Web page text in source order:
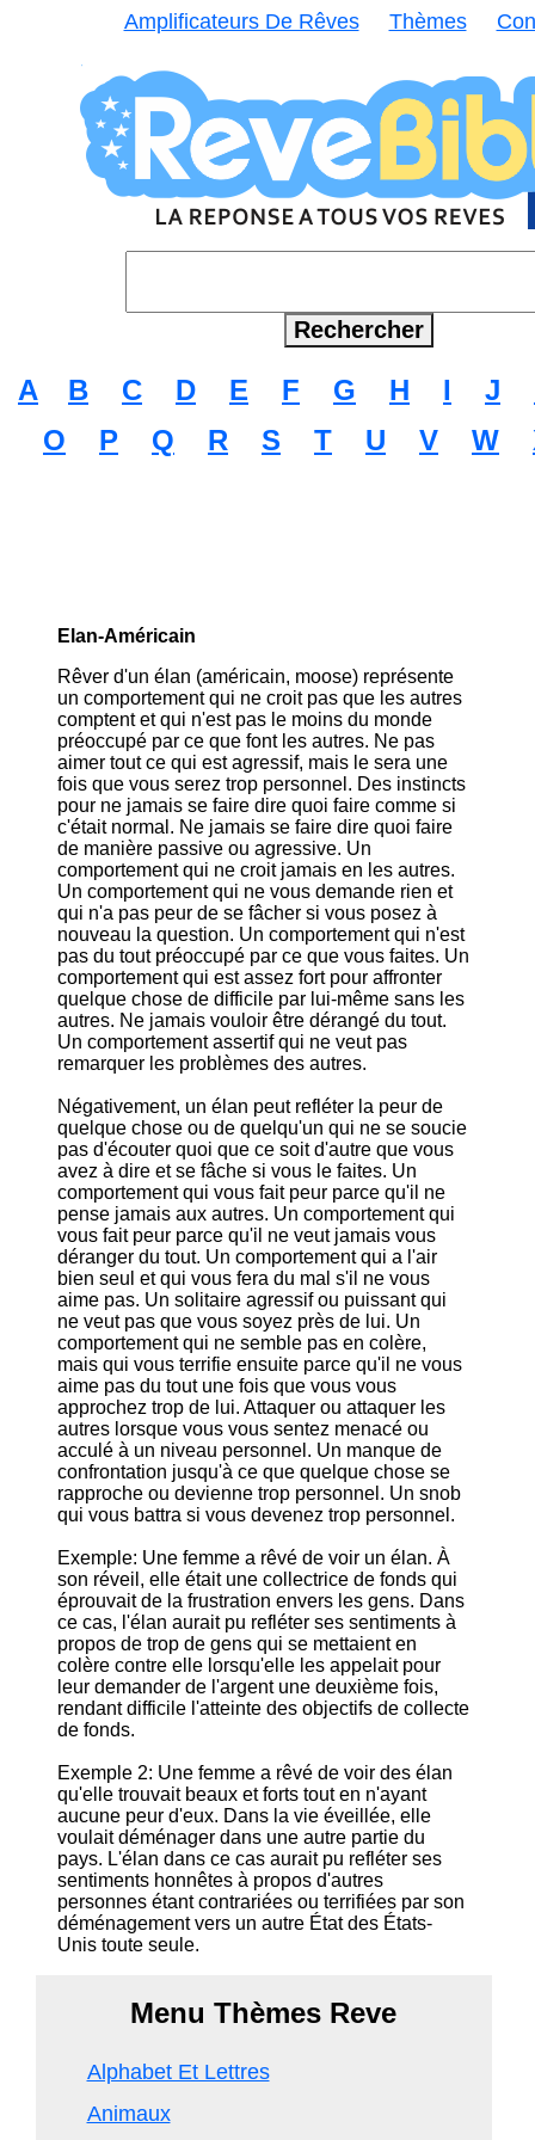
Amplificateurs De Rêves Thèmes
A B C D E F G H I J
O
P Q R S T U V W
Elan-Américain
Rêver d'un élan (américain, moose) représente
un comportement qui ne croit pas que les autres
comptent et qui n'est pas le moins du monde
préoccupé par ce que font les autres. Ne pas
aimer tout ce qui est agressif, mais le sera une
fois que vous serez trop personnel. Des instincts
pour ne jamais se faire dire quoi faire comme si
c'était normal. Ne jamais se faire dire quoi faire
de manière passive ou agressive. Un
comportement qui ne croit jamais en les autres.
Un comportement qui ne vous demande rien et
qui n'a pas peur de se fâcher si vous posez à
nouveau la question. Un comportement qui n'est
pas du tout préoccupé par ce que vous faites. Un
comportement qui est assez fort pour affronter
quelque chose de difficile par lui-même sans les
autres. Ne jamais vouloir être dérangé du tout.
Un comportement assertif qui ne veut pas
remarquer les problèmes des autres.
Négativement, un élan peut refléter la peur de
quelque chose ou de quelqu'un qui ne se soucie
pas d'écouter quoi que ce soit d'autre que vous
avez à dire et se fâche si vous le faites. Un
comportement qui vous fait peur parce qu'il ne
pense jamais aux autres. Un comportement qui
vous fait peur parce qu'il ne veut jamais vous
déranger du tout. Un comportement qui a l'air
bien seul et qui vous fera du mal s'il ne vous
aime pas. Un solitaire agressif ou puissant qui
ne veut pas que vous soyez près de lui. Un
comportement qui ne semble pas en colère,
mais qui vous terrifie ensuite parce qu'il ne vous
aime pas du tout une fois que vous vous
approchez trop de lui. Attaquer ou attaquer les
autres lorsque vous vous sentez menacé ou
acculé à un niveau personnel. Un manque de
confrontation jusqu'à ce que quelque chose se
rapproche ou devienne trop personnel. Un snob
qui vous battra si vous devenez trop personnel.
Exemple: Une femme a rêvé de voir un élan. À
son réveil, elle était une collectrice de fonds qui
éprouvait de la frustration envers les gens. Dans
ce cas, l'élan aurait pu refléter ses sentiments à
propos de trop de gens qui se mettaient en
colère contre elle lorsqu'elle les appelait pour
leur demander de l'argent une deuxième fois,
rendant difficile l'atteinte des objectifs de collecte
de fonds.
Exemple 2: Une femme a rêvé de voir des élan
qu'elle trouvait beaux et forts tout en n'ayant
aucune peur d'eux. Dans la vie éveillée, elle
voulait déménager dans une autre partie du
pays. L'élan dans ce cas aurait pu refléter ses
sentiments honnêtes à propos d'autres
personnes étant contrariées ou terrifiées par son
déménagement vers un autre État des États-
Unis toute seule.
Menu Thèmes Reve
Alphabet Et Lettres
Animaux